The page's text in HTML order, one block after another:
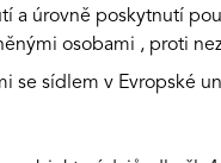
a úrovně poskytnutí
osobami , proti
sídlem v Evropské